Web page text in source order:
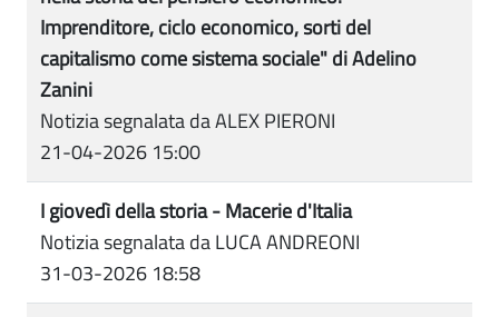
Imprenditore, ciclo economico, sorti del
capitalismo come sistema sociale" di Adelino
Zanini
Notizia segnalata da ALEX PIERONI
21-04-2026 15:00
I giovedì della storia - Macerie d'Italia
Notizia segnalata da LUCA ANDREONI
31-03-2026 18:58